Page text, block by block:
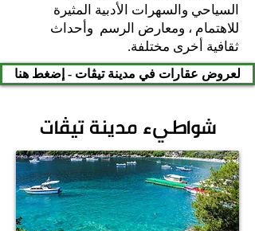
السياحي والسهرات الأدبية المثيرة
للاهتمام ، ومعارض الرسم وأحداث
ثقافية أخرى مختلفة.
لعروض عقارات في مدينة تيڤات - إضغط هنا
شواطيء مدينة تيڤات